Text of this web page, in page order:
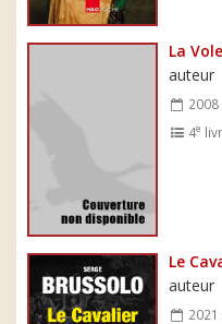
La
auteur
2008
4e
Le
auteur
2021